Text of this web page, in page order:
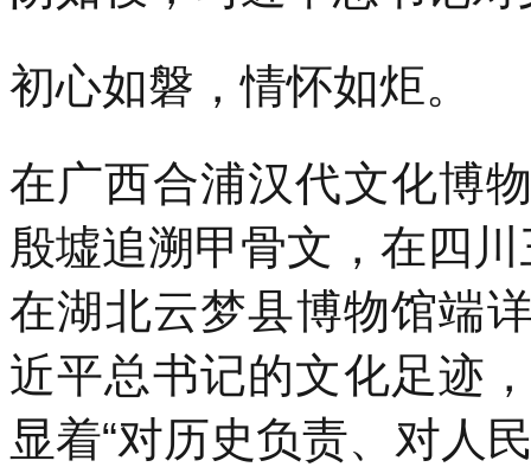
初心如磐，情怀如炬。
在广西合浦汉代文化博
殷墟追溯甲骨文，在四
在湖北云梦县博物馆端
近平总书记的文化足迹
显着“对历史负责、对人